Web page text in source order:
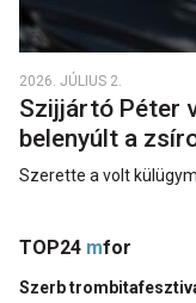
2026. JÚLIUS 2.
Szijjártó Péter
belenyúlt a
Szerette a volt
TOP24 mfor
Szerb